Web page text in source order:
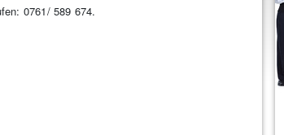
0761/ 589 674.